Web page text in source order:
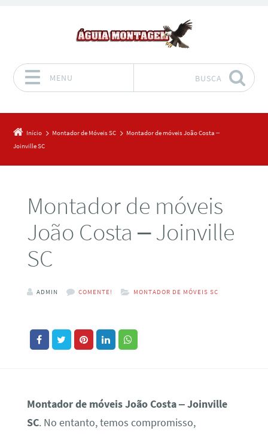
MENU BUSCA
Início Montador de Móveis SC
Montador de móveis João Costa –
Joinville SC
Montador de móveis
João Costa – Joinville
SC
ADMIN COMENTE! MONTADOR DE MÓVEIS SC
Montador de móveis João Costa – Joinville
SC. No entanto, temos compromisso,